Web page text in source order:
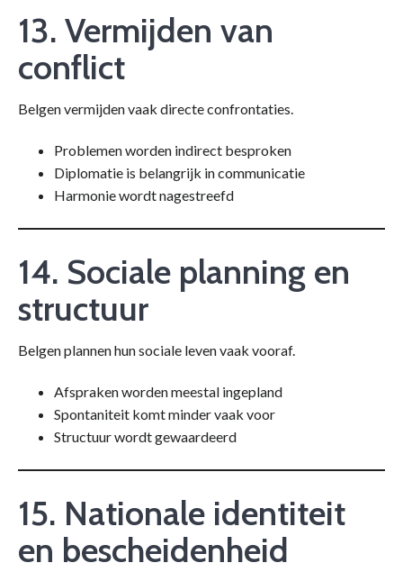
13. Vermijden van
conflict
Belgen vermijden vaak directe confrontaties.
Problemen worden indirect besproken
Diplomatie is belangrijk in communicatie
Harmonie wordt nagestreefd
14. Sociale planning en
structuur
Belgen plannen hun sociale leven vaak vooraf.
Afspraken worden meestal ingepland
Spontaniteit komt minder vaak voor
Structuur wordt gewaardeerd
15. Nationale identiteit
en bescheidenheid